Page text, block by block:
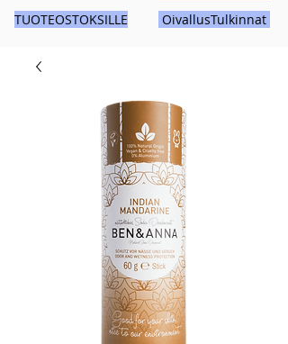
TUOTEOSTOKSILLE
OivallusTulkinnat